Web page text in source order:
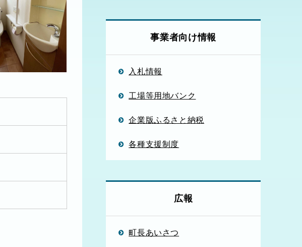
事業者向け情報
入札情報
工場等用地バンク
企業版ふるさと納税
各種支援制度
広報
町長あいさつ